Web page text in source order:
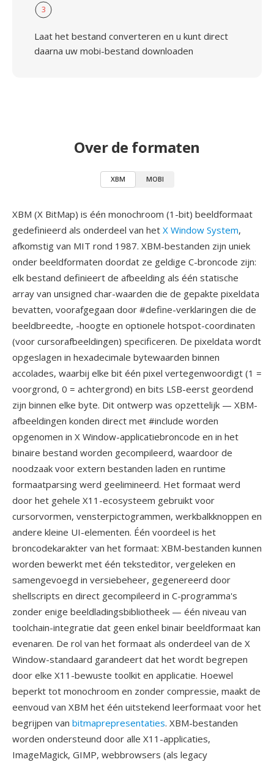
3
Laat het bestand converteren en u kunt direct
daarna uw mobi-bestand downloaden
Over de formaten
XBM MOBI
XBM (X BitMap) is één monochroom (1-bit) beeldformaat
gedefinieerd als onderdeel van het X Window System,
afkomstig van MIT rond 1987. XBM-bestanden zijn uniek
onder beeldformaten doordat ze geldige C-broncode zijn:
elk bestand definieert de afbeelding als één statische
array van unsigned char-waarden die de gepakte pixeldata
bevatten, voorafgegaan door #define-verklaringen die de
beeldbreedte, -hoogte en optionele hotspot-coordinaten
(voor cursorafbeeldingen) specificeren. De pixeldata wordt
opgeslagen in hexadecimale bytewaarden binnen
accolades, waarbij elke bit één pixel vertegenwoordigt (1 =
voorgrond, 0 = achtergrond) en bits LSB-eerst geordend
zijn binnen elke byte. Dit ontwerp was opzettelijk — XBM-
afbeeldingen konden direct met #include worden
opgenomen in X Window-applicatiebroncode en in het
binaire bestand worden gecompileerd, waardoor de
noodzaak voor extern bestanden laden en runtime
formaatparsing werd geelimineerd. Het formaat werd
door het gehele X11-ecosysteem gebruikt voor
cursorvormen, vensterpictogrammen, werkbalkknoppen en
andere kleine UI-elementen. Één voordeel is het
broncodekarakter van het formaat: XBM-bestanden kunnen
worden bewerkt met één teksteditor, vergeleken en
samengevoegd in versiebeheer, gegenereerd door
shellscripts en direct gecompileerd in C-programma's
zonder enige beeldladingsbibliotheek — één niveau van
toolchain-integratie dat geen enkel binair beeldformaat kan
evenaren. De rol van het formaat als onderdeel van de X
Window-standaard garandeert dat het wordt begrepen
door elke X11-bewuste toolkit en applicatie. Hoewel
beperkt tot monochroom en zonder compressie, maakt de
eenvoud van XBM het één uitstekend leerformaat voor het
begrijpen van bitmaprepresentaties. XBM-bestanden
worden ondersteund door alle X11-applicaties,
ImageMagick, GIMP, webbrowsers (als legacy